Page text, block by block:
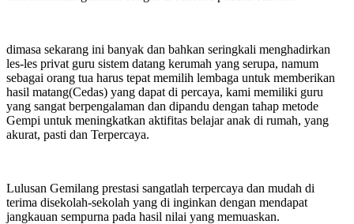
dimasa sekarang ini banyak dan bahkan seringkali menghadirkan
les-les privat guru sistem datang kerumah yang serupa, namum
sebagai orang tua harus tepat memilih lembaga untuk memberikan
hasil matang(Cedas) yang dapat di percaya, kami memiliki guru
yang sangat berpengalaman dan dipandu dengan tahap metode
Gempi untuk meningkatkan aktifitas belajar anak di rumah, yang
akurat, pasti dan Terpercaya.
Lulusan Gemilang prestasi sangatlah terpercaya dan mudah di
terima disekolah-sekolah yang di inginkan dengan mendapat
jangkauan sempurna pada hasil nilai yang memuaskan.